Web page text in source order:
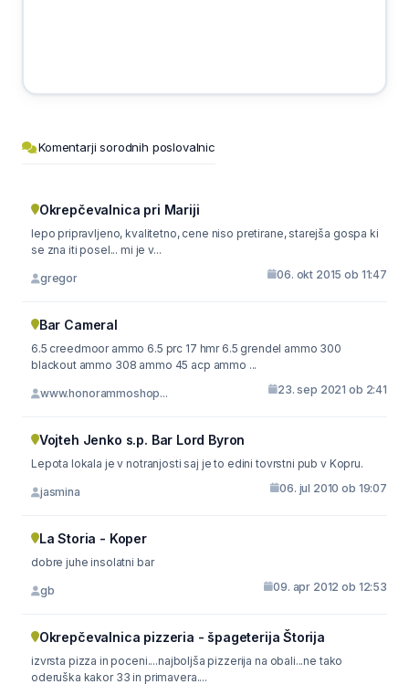
Komentarji sorodnih poslovalnic
Okrepčevalnica pri Mariji
lepo pripravljeno, kvalitetno, cene niso pretirane, starejša gospa ki
se zna iti posel... mi je v...
gregor 06. okt 2015 ob 11:47
Bar Cameral
6.5 creedmoor ammo 6.5 prc 17 hmr 6.5 grendel ammo 300
blackout ammo 308 ammo 45 acp ammo ...
www.honorammoshop... 23. sep 2021 ob 2:41
Vojteh Jenko s.p. Bar Lord Byron
Lepota lokala je v notranjosti saj je to edini tovrstni pub v Kopru.
jasmina 06. jul 2010 ob 19:07
La Storia - Koper
dobre juhe insolatni bar
gb 09. apr 2012 ob 12:53
Okrepčevalnica pizzeria - špageterija Štorija
izvrsta pizza in poceni....najboljša pizzerija na obali...ne tako
oderuška kakor 33 in primavera....